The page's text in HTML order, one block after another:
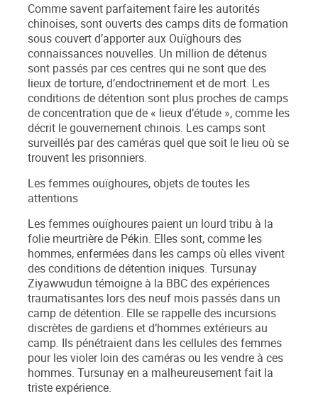
Comme savent parfaitement faire les autorités
chinoises, sont ouverts des camps dits de formation
sous couvert d’apporter aux Ouïghours des
connaissances nouvelles. Un million de détenus
sont passés par ces centres qui ne sont que des
lieux de torture, d’endoctrinement et de mort. Les
conditions de détention sont plus proches de camps
de concentration que de « lieux d’étude », comme les
décrit le gouvernement chinois. Les camps sont
surveillés par des caméras quel que soit le lieu où se
trouvent les prisonniers.
Les femmes ouïghoures, objets de toutes les
attentions
Les femmes ouïghoures paient un lourd tribu à la
folie meurtrière de Pékin. Elles sont, comme les
hommes, enfermées dans les camps où elles vivent
des conditions de détention iniques. Tursunay
Ziyawwudun témoigne à la BBC des expériences
traumatisantes lors des neuf mois passés dans un
camp de détention. Elle se rappelle des incursions
discrètes de gardiens et d’hommes extérieurs au
camp. Ils pénétraient dans les cellules des femmes
pour les violer loin des caméras ou les vendre à ces
hommes. Tursunay en a malheureusement fait la
triste expérience.